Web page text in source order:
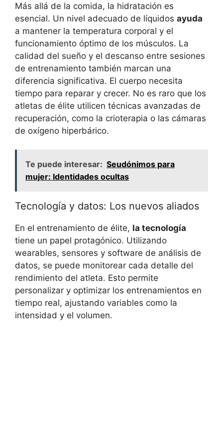
Más allá de la comida, la hidratación es
esencial. Un nivel adecuado de líquidos ayuda
a mantener la temperatura corporal y el
funcionamiento óptimo de los músculos. La
calidad del sueño y el descanso entre sesiones
de entrenamiento también marcan una
diferencia significativa. El cuerpo necesita
tiempo para reparar y crecer. No es raro que los
atletas de élite utilicen técnicas avanzadas de
recuperación, como la crioterapia o las cámaras
de oxígeno hiperbárico.
Te puede interesar: Seudónimos para
mujer: Identidades ocultas
Tecnología y datos: Los nuevos aliados
En el entrenamiento de élite, la tecnología
tiene un papel protagónico. Utilizando
wearables, sensores y software de análisis de
datos, se puede monitorear cada detalle del
rendimiento del atleta. Esto permite
personalizar y optimizar los entrenamientos en
tiempo real, ajustando variables como la
intensidad y el volumen.